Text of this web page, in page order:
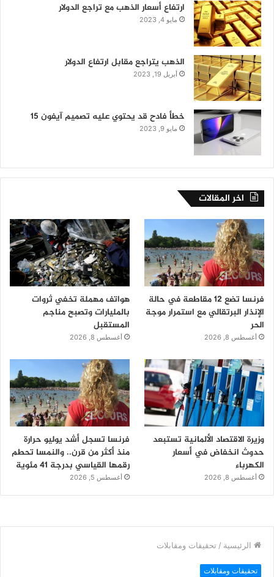
ارتفاع أسعار الذهب مع تراجع الدولار
مايو 4, 2023
الذهب يتراجع مقابل ارتفاع الدولار
أبريل 19, 2023
خطأ فادح قد يحتوي عليه تصميم آيفون 15
مايو 9, 2023
اخر المقالات
فرنسا تضع 12 مقاطعة في حالة
الإنذار البرتقالي مع استمرار موجة
الحر
أغسطس 8, 2026
هواتف مهملة تخفي ثروات
بالمليارات وتصبح مناجم
المستقبل
أغسطس 8, 2026
وزيرة الاقتصاد الألمانية تستبعد
حدوث انخفاض في أسعار
الكهرباء
أغسطس 8, 2026
فرنسا تسجل أشد يوليو حرارة
منذ أكثر من قرن.. والنمسا تحطم
رقمها القياسي بدرجة 41 مئوية
أغسطس 5, 2026